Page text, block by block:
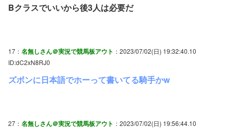
Bクラスでいいから後3人は必要だ
17： 名無しさん＠実況で競馬板アウト ：2023/07/02(日) 19:32:40.10
ID:dC2xN8RJ0
ズボンに日本語でホーって書いてる騎手かw
27： 名無しさん＠実況で競馬板アウト ：2023/07/02(日) 19:56:44.10